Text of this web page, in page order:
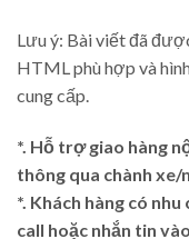
Lưu ý: Bài viết đã
HTML phù hợp và
cung cấp.
*. Hỗ trợ giao hàng
thông qua chành xe/
*. Khách hàng có
call hoặc nhắn tin